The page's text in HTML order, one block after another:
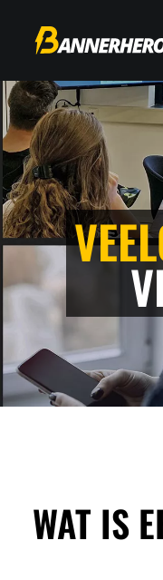
WAT IS